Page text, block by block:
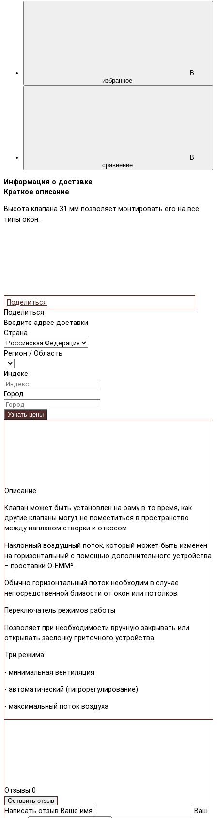
В
избранное
В
сравнение
Информация о доставке
Краткое описание
Высота клапана 31 мм позволяет монтировать его на все
типы окон.
Поделиться
Поделиться
Введите адрес доставки
Страна
Регион / Область
Индекс
Город
Узнать цены
Описание
Клапан может быть установлен на раму в то время, как
другие клапаны могут не поместиться в пространство
между наплавом створки и откосом
Наклонный воздушный поток, который может быть изменен
на горизонтальный с помощью дополнительного устройства
– проставки O-EMM².
Обычно горизонтальный поток необходим в случае
непосредственной близости от окон или потолков.
Переключатель режимов работы
Позволяет при необходимости вручную закрывать или
открывать заслонку приточного устройства.
Три режима:
- минимальная вентиляция
- автоматический (гигрорегулирование)
- максимальный поток воздуха
Отзывы 0
Оставить отзыв
Написать отзыв Ваше имя: Ваш